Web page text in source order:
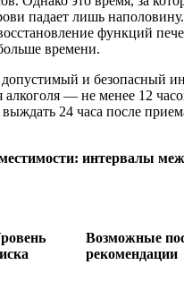
падает лишь
функций
времени.
и безопасный
алкоголя — не менее 12
24 часа после
интервалы
Возможные
рекомендации